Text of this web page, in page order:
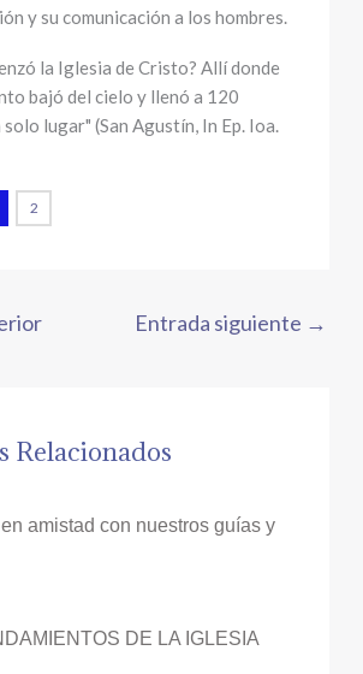
y su comunicación a los hombres.
la Iglesia de Cristo? Allí donde
bajó del cielo y llenó a 120
lugar" (San Agustín, In Ep. Ioa.
2
Entrada siguiente →
Relacionados
amistad con nuestros guías y
DE LA IGLESIA